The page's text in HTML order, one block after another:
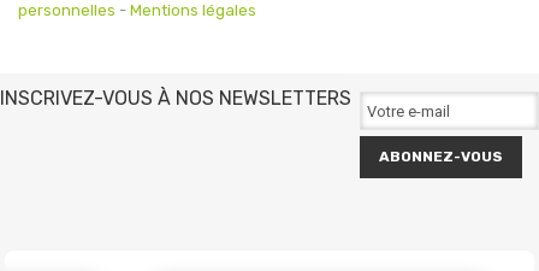
personnelles - Mentions légales
INSCRIVEZ-VOUS À NOS NEWSLETTERS
ABONNEZ-VOUS